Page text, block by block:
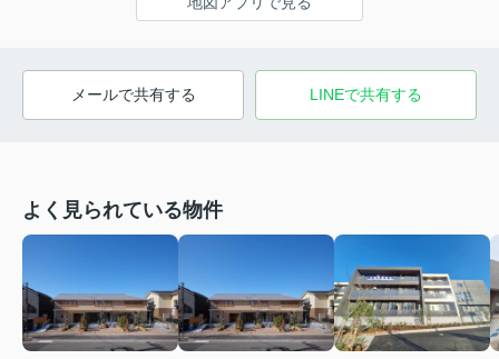
メールで共有する LINEで共有する
よく見られている物件